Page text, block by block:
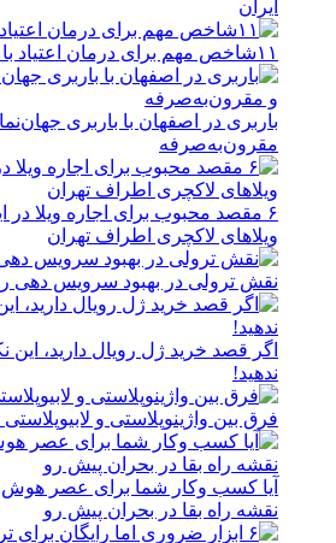
ایران
۱۱شاخص مهم برای درمان اعتیاد با کیفیت بالا
باربری در اصفهان با باربری
مقرون‌به‌صرفه
۶ مقصد محبوب برای اجاره ویلا در
ویلاهای لاکچری اطراف تهران
نقش ترولی در بهبود سرویس دهی
اگر قصد خرید ژل رویال دارید،
ندهید!
فرق بین واژینوپلاستی و
آیا کسب وکار شما برای عصر
نقشه راه بقا در بحران پیش رو